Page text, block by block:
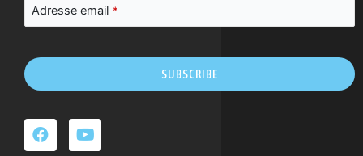
Adresse email *
SUBSCRIBE
champ
devrait